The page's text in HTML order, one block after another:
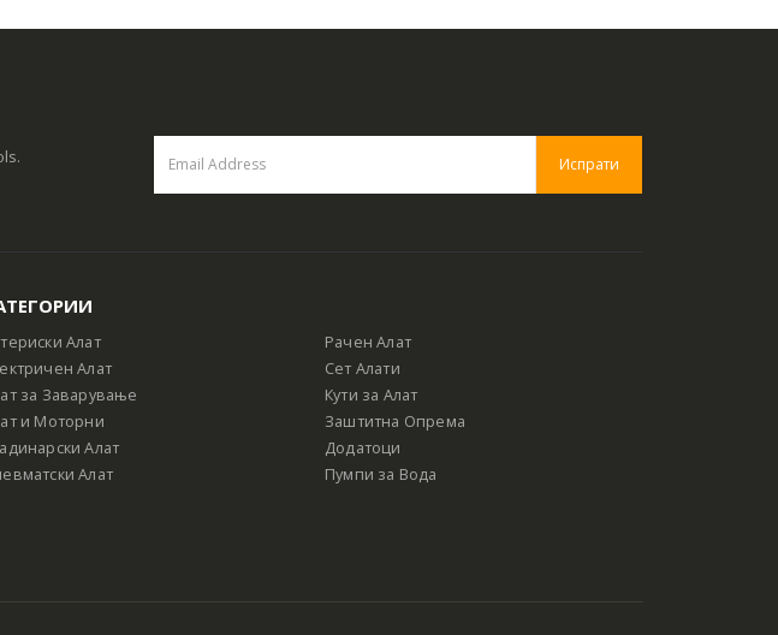
Алат
Алат
за Заварување
и Моторни
Алат
Алат
Рачен Алат
Сет Алати
Кути за Алат
Заштитна Опрема
Додатоци
Пумпи за Вода